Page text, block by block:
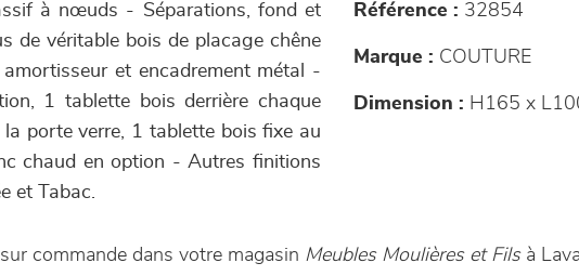
à nœuds - Séparations, fond et
de véritable bois de placage chêne
et encadrement métal -
1 tablette bois derrière chaque
porte verre, 1 tablette bois fixe au
chaud en option - Autres finitions
et Tabac.
Référence : 32854
Marque : COUTURE
Dimension : H165 x
commande dans votre magasin Meubles Moulières et Filsà